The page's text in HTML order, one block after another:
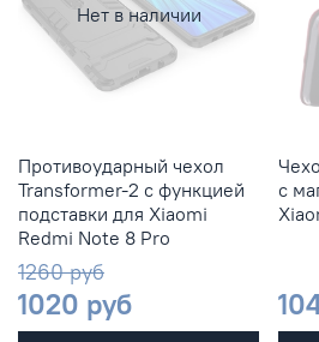
Нет в наличии
Противоударный чехол
Transformer-2 с функцией
подставки для Xiaomi
Redmi Note 8 Pro
1260 руб
1020 руб
с